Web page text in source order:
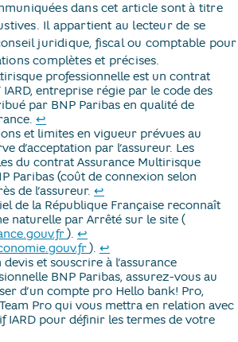
dans cet article sont à titre
Il appartient au lecteur de se
juridique, fiscal ou comptable pour
complètes et précises.
professionnelle est un contrat
IARD, entreprise régie par le code des
par BNP Paribas en qualité de
↩
et limites en vigueur prévues au
d’acceptation par l’assureur. Les
du contrat Assurance Multirisque
Paribas (coût de connexion selon
de l’assureur. ↩
de la République Française reconnaît
naturelle par Arrêté sur le site (​
nouvel onglet
​). ↩
nouvel onglet
​). ↩
et souscrire à l’assurance
BNP Paribas, assurez-vous au
d’un compte pro Hello bank! Pro,
Pro qui vous mettra en relation avec
IARD pour définir les termes de votre